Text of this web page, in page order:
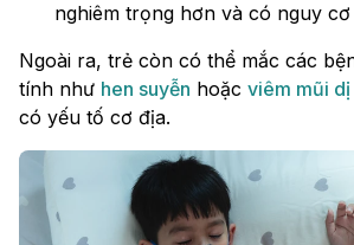
nghiêm trọng hơn và có nguy
Ngoài ra, trẻ còn có thể mắc các
tính như hen suyễn hoặc viêm mũi dị
có yếu tố cơ địa.